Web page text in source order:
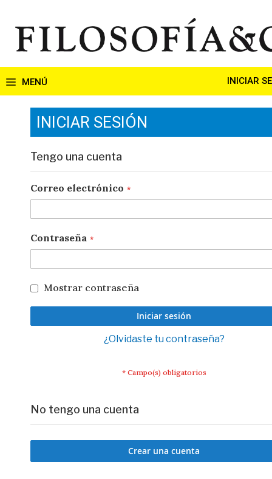
contenido
INICIAR
INICIAR SESIÓN
Tengo una cuenta
Correo electrónico
Contraseña
Mostrar contraseña
Iniciar sesión
¿Olvidaste tu contraseña?
No tengo una cuenta
Crear una cuenta